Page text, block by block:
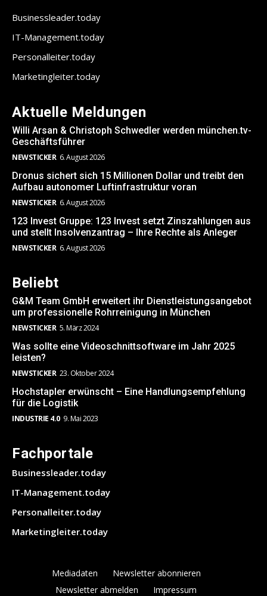
Businessleader.today
IT-Management.today
Personalleiter.today
Marketingleiter.today
Aktuelle Meldungen
Willi Arsan & Christoph Schwedler werden münchen.tv-
Geschäftsführer
NEWSTICKER 6. August 2026
Dronus sichert sich 15 Millionen Dollar und treibt den
Aufbau autonomer Luftinfrastruktur voran
NEWSTICKER 6. August 2026
123 Invest Gruppe: 123 Invest setzt Zinszahlungen aus
und stellt Insolvenzantrag – Ihre Rechte als Anleger
NEWSTICKER 6. August 2026
Beliebt
G&M Team GmbH erweitert ihr Dienstleistungsangebot
um professionelle Rohrreinigung in München
NEWSTICKER 5. März 2024
Was sollte eine Videoschnittsoftware im Jahr 2025
leisten?
NEWSTICKER 23. Oktober 2024
Hochstapler erwünscht – Eine Handlungsempfehlung
für die Logistik
INDUSTRIE 4.0 9. Mai 2023
Fachportale
Businessleader.today
IT-Management.today
Personalleiter.today
Marketingleiter.today
Mediadaten
Newsletter abonnieren
Newsletter abmelden
Impressum